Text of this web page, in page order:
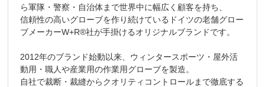
ら軍隊・警察・自治体まで世界中に幅広く顧客を持ち、
信頼性の高いグローブを作り続けているドイツの老舗グロー
ブメーカーW+R®社が手掛けるオリジナルブランドです。
2012年のブランド始動以来、ウィンタースポーツ・屋外活
動用・職人や産業用の作業用グローブを製造。
自社で裁断・裁縫からクオリティコントロールまで徹底する